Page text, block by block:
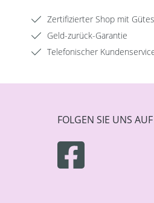
Zertifizierter Shop mit
Geld-zurück-Garantie
Telefonischer
FOLGEN SIE UNS AUF